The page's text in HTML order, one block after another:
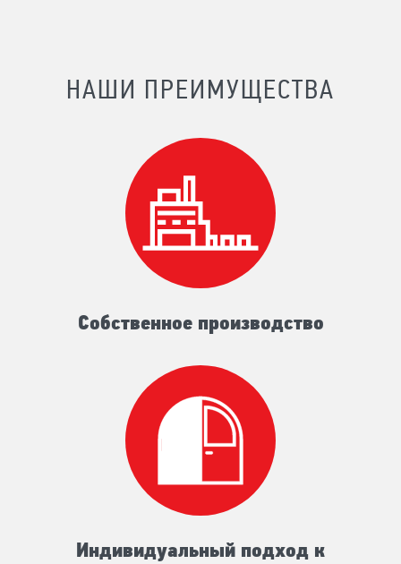
НАШИ ПРЕИМУЩЕСТВА
Собственное производство
Индивидуальный подход к